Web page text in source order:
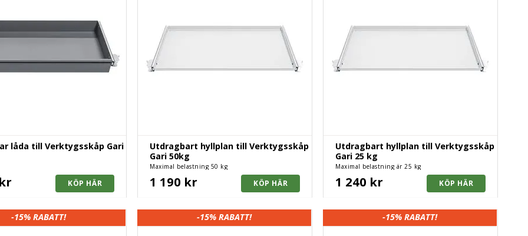
låda till Verktygsskåp Gari
Utdragbart hyllplan till Verktygsskåp
Gari 50kg
Maximal belastning 50 kg
1 190 kr
Utdragbart hyllplan till Verktygsskåp
Gari 25 kg
Maximal belastning är 25 kg
1 240 kr
-15% RABATT! -15% RABATT! -15% RABATT!